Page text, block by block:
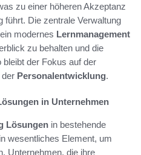
zu einer höheren Akzeptanz
führt. Die zentrale Verwaltung
modernes Lernmanagement
zu behalten und die
der Fokus auf der
der Personalentwicklung.
in Unternehmen
Lösungen in bestehende
wesentliches Element, um
Unternehmen, die ihre